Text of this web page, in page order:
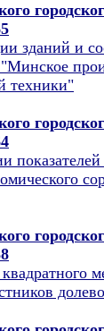
зданий и
техники"